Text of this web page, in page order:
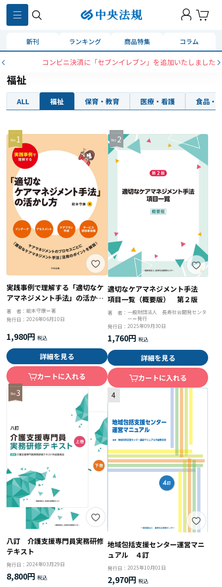
新刊 ランキング 商品特集 コラム
コンビニ決済に「セブンイレブン」を追加いたしました
福祉
ALL 福祉 保育・教育 医療・看護 食品・
1
実践事例で理解する「適切なケ
アマネジメント手法」の活かし
方
著 者：能本守康＝著
発行日：2026年06月10日
1,980円
詳細を見る
カートに入れる
2
適切なケアマネジメント手法
項目一覧（概要版） 第２版
著 者： 一般財団法人 長寿社会開発センタ
ー＝発行
発行日： 2025年09月30日
1,760円
詳細を見る
カートに入れる
3
八訂 介護支援専門員実務研修
テキスト
発行日：2024年03月29日
8,800円
4
地域包括支援センター運営マニ
ュアル ４訂
発行日： 2025年10月01日
2,970円